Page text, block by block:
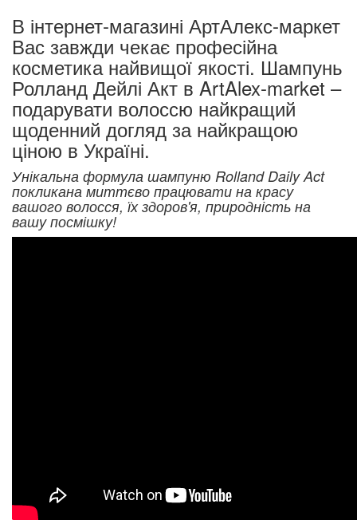
В інтернет-магазині АртАлекс-маркет
Вас завжди чекає професійна
косметика найвищої якості. Шампунь
Ролланд Дейлі Акт в ArtAlex-market –
подарувати волоссю найкращий
щоденний догляд за найкращою
ціною в Україні.
Унікальна формула шампуню Rolland Daily Act
покликана миттєво працювати на красу
вашого волосся, їх здоров'я, природність на
вашу посмішку!